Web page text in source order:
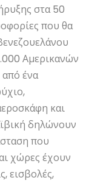
στα 50
που θα
Αμερικανών
ένα
και
δηλώνουν
που
χώρες έχουν
εισβολές,